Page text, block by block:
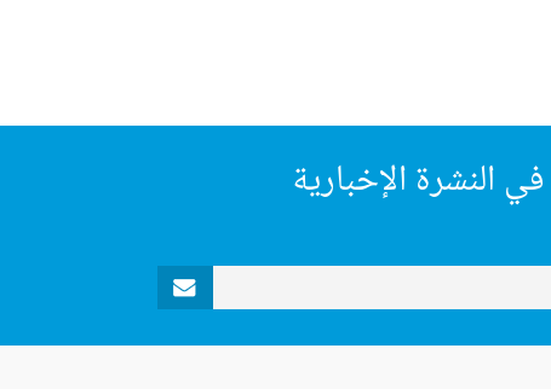
النشرة الإخبارية